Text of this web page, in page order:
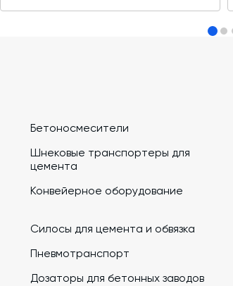
Бетоносмесители
Шнековые транспортеры для
цемента
Конвейерное оборудование
Силосы для цемента и обвязка
Пневмотранспорт
Дозаторы для бетонных заводов